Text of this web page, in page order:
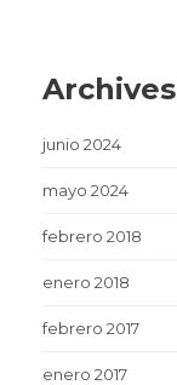
Archives
junio 2024
mayo 2024
febrero 2018
enero 2018
febrero 2017
enero 2017